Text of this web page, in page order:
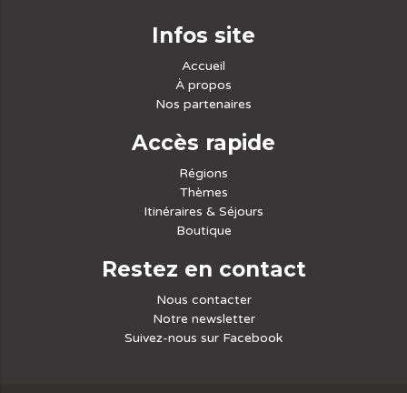
Infos site
Accueil
À propos
Nos partenaires
Accès rapide
Régions
Thèmes
Itinéraires & Séjours
Boutique
Restez en contact
Nous contacter
Notre newsletter
Suivez-nous sur Facebook